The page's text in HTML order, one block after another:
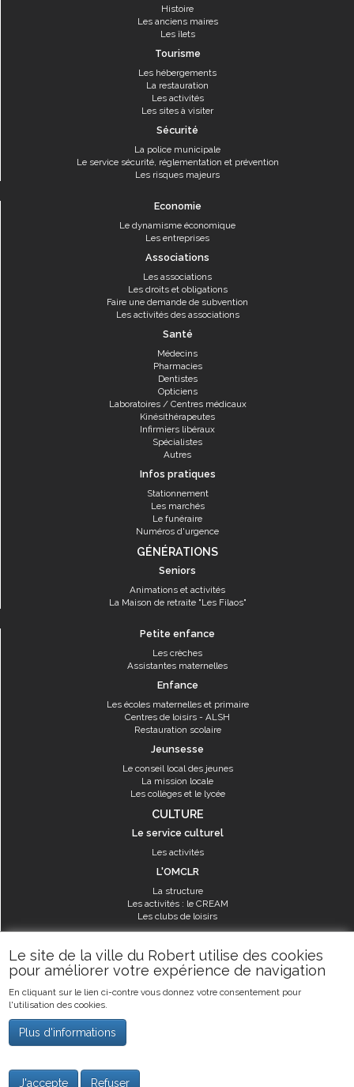
Le site de la ville du Robert utilise des cookies
pour améliorer votre expérience de navigation
En cliquant sur le lien ci-contre vous donnez votre consentement pour
l'utilisation des cookies.
Plus d'informations
J'accepte Refuser
Histoire
Les anciens maires
Les îlets
Tourisme
Les hébergements
La restauration
Les activités
Les sites à visiter
Sécurité
La police municipale
Le service sécurité, réglementation et prévention
Les risques majeurs
Economie
Le dynamisme économique
Les entreprises
Associations
Les associations
Les droits et obligations
Faire une demande de subvention
Les activités des associations
Santé
Médecins
Pharmacies
Dentistes
Opticiens
Laboratoires / Centres médicaux
Kinésithérapeutes
Infirmiers libéraux
Spécialistes
Autres
Infos pratiques
Stationnement
Les marchés
Le funéraire
Numéros d'urgence
GÉNÉRATIONS
Seniors
Animations et activités
La Maison de retraite "Les Filaos"
Petite enfance
Les crèches
Assistantes maternelles
Enfance
Les écoles maternelles et primaire
Centres de loisirs - ALSH
Restauration scolaire
Jeunsesse
Le conseil local des jeunes
La mission locale
Les collèges et le lycée
CULTURE
Le service culturel
Les activités
L'OMCLR
La structure
Les activités : le CREAM
Les clubs de loisirs
SPORT
Les équipements sportifs
Les aménagements municipaux
Les activités
©2019Ville du Robert